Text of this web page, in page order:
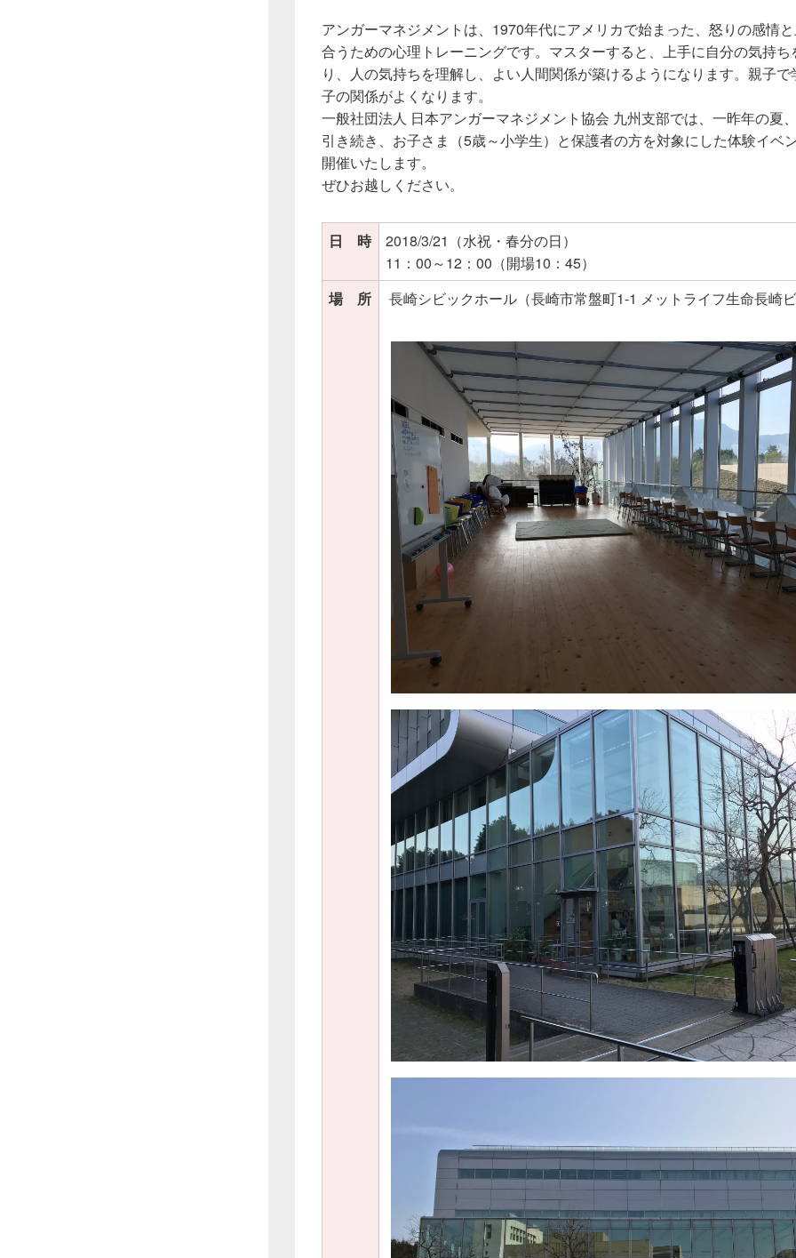
アンガーマネジメントは、1970年代にアメリカで始まった、怒りの感情
合うための心理トレーニングです。マスターすると、上手に自分の気持ち
り、人の気持ちを理解し、よい人間関係が築けるようになります。親子で
子の関係がよくなります。
一般社団法人 日本アンガーマネジメント協会 九州支部では、一昨年の夏
引き続き、お子さま（5歳～小学生）と保護者の方を対象にした体験イベ
開催いたします。
ぜひお越しください。
日 時
2018/3/21（水祝・春分の日）
11：00～12：00（開場10：45）
場 所
長崎シビックホール（長崎市常盤町1-1 メットライフ生命長崎